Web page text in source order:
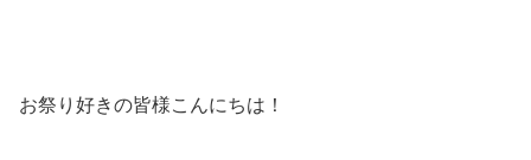
お祭り好きの皆様こんにちは！